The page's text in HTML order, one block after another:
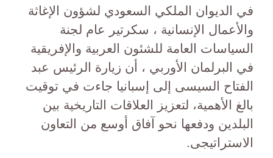
في الديوان الملكي السعودي لشؤون الإغاثة
والأعمال الإنسانية ، سكرتير عام لجنة
السياسات العامة للشئون العربية والإفريقية
في البرلمان الأوربي ، أن زيارة الرئيس عبد
الفتاح السيسى إلى إسبانيا جاءت في توقيت
بالغ الأهمية، لتعزيز العلاقات التاريخية بين
البلدين ودفعها نحو آفاق أوسع من التعاون
الاستراتيجى.